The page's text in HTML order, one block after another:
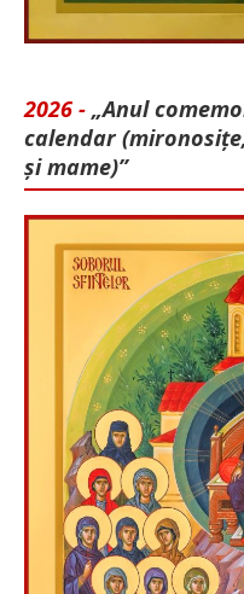
2026 - „Anul
calendar
și mame)”